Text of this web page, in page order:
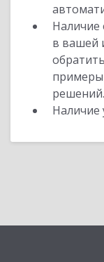
Наличие
в вашей
решений.
Наличие